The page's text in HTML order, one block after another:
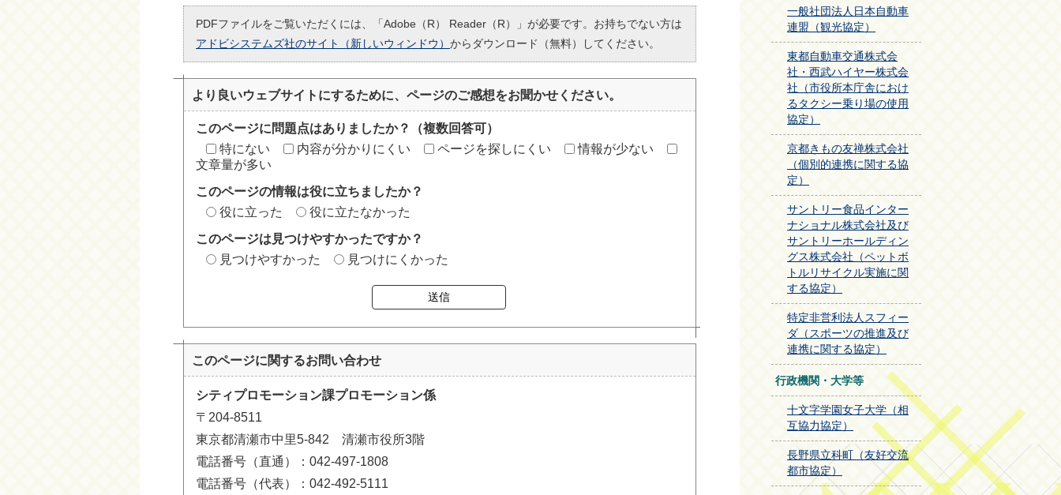
PDFファイルをご覧いただくには、「Adobe（R） Reader（R）」が必要です。お持ちでない方は
アドビシステムズ社のサイト（新しいウィンドウ） からダウンロード（無料）してください。
より良いウェブサイトにするために、ページのご感想をお聞かせください。
このページに問題点はありましたか？（複数回答可）
特にない
内容が分かりにくい ページを探しにくい
情報が少ない
文章量が多い
このページの情報は役に立ちましたか？
役に立った
役に立たなかった
このページは見つけやすかったですか？
見つけやすかった
見つけにくかった
送信
このページに関するお問い合わせ
シティプロモーション課プロモーション係
〒204-8511
東京都清瀬市中里5-842 清瀬市役所3階
電話番号（直通）：042-497-1808
電話番号（代表）：042-492-5111
一般社団法人日本自動車
連盟（観光協定）
東都自動車交通株式会
社・西武ハイヤー株式会
社（市役所本庁舎におけ
るタクシー乗り場の使用
協定）
京都きもの友禅株式会社
（個別的連携に関する協
定）
サントリー食品インター
ナショナル株式会社及び
サントリーホールディン
グス株式会社（ペットボ
トルリサイクル実施に関
する協定）
特定非営利法人スフィー
ダ（スポーツの推進及び
連携に関する協定）
行政機関・大学等
十文字学園女子大学（相
互協力協定）
長野県立科町（友好交流
都市協定）